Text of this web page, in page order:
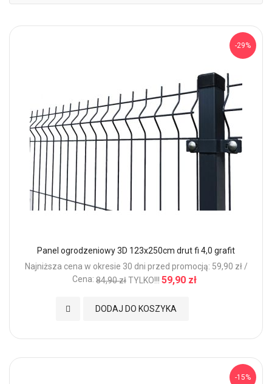
-29%
Panel ogrodzeniowy 3D 123x250cm drut fi 4,0 grafit
Najniższa cena w okresie 30 dni przed promocją: 59,90 zł /
Cena: 84,90 złTYLKO!!! 59,90 zł
DODAJ DO KOSZYKA
Dodaj do Ulubionych
-15%